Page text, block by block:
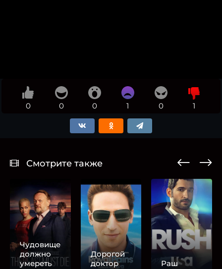
0 0 0 1 0 1
Смотрите также
Чудовище
должно
умереть
Дорогой
доктор
Раш